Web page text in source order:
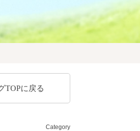
TOPに戻る
Category